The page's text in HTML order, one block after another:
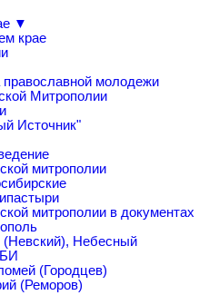
▼
крае
православной молодежи
Митрополии
Источник"
митрополии
митрополии в документах
Небесный
(Городцев)
(Реморов)